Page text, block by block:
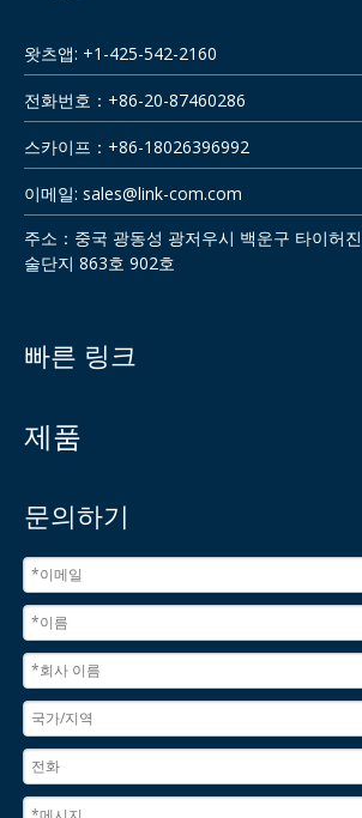
왓츠앱: +1-425-542-2160
전화번호：+86-20-87460286
스카이프：+86-18026396992
이메일: sales@link-com.com
주소：중국 광동성 광저우시 백운구 타이허
술단지 863호 902호
빠른 링크
제품
문의하기